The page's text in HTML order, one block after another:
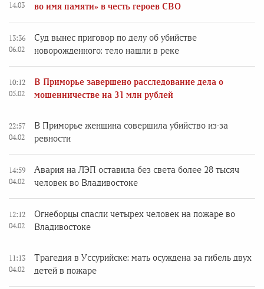
14.03
во имя памяти» в честь героев СВО
13:36
06.02
Суд вынес приговор по делу об убийстве
новорожденного: тело нашли в реке
10:12
05.02
В Приморье завершено расследование дела о
мошенничестве на 31 млн рублей
22:57
04.02
В Приморье женщина совершила убийство из-за
ревности
14:59
04.02
Авария на ЛЭП оставила без света более 28 тысяч
человек во Владивостоке
12:12
04.02
Огнеборцы спасли четырех человек на пожаре во
Владивостоке
11:13
04.02
Трагедия в Уссурийске: мать осуждена за гибель двух
детей в пожаре